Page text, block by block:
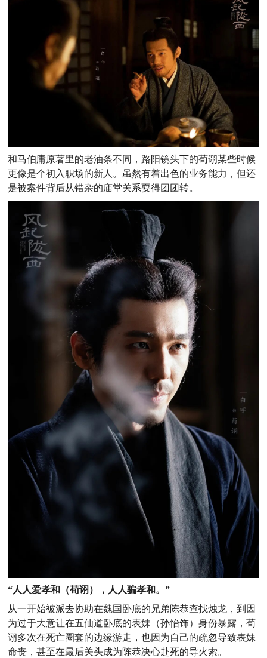
和马伯庸原著里的老油条不同，路阳镜头下的荀诩某些时候
更像是个初入职场的新人。虽然有着出色的业务能力，但还
是被案件背后从错杂的庙堂关系耍得团团转。
“人人爱孝和（荀诩），人人骗孝和。”
从一开始被派去协助在魏国卧底的兄弟陈恭查找烛龙，到因
为过于大意让在五仙道卧底的表妹（孙怡饰）身份暴露，荀
诩多次在死亡圈套的边缘游走，也因为自己的疏忽导致表妹
命丧，甚至在最后关头成为陈恭决心赴死的导火索。